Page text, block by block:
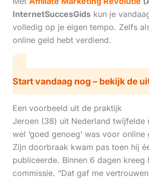
InternetSuccesGidskun je
volledig op je eigen tempo. Zelfs
online geld hebt verdiend.
Start vandaag nog – bekijk de
Een voorbeeld uit de praktijk
Jeroen (38) uit Nederland twijfelde
wel ‘goed genoeg’ was voor online
Zijn doorbraak kwam pas toen hij
publiceerde. Binnen 6 dagen kreeg
commissie. “Dat gaf me